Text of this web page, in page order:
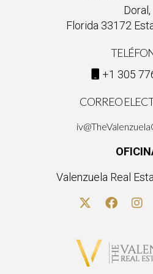
Doral,
Florida 33172
+1 305
CORREO
Valenzuela Real